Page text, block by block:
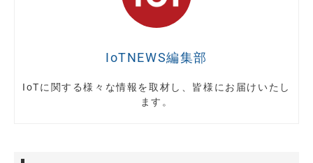
IoTNEWS編集部
IoTに関する様々な情報を取材し、皆様にお届けいたし
ます。